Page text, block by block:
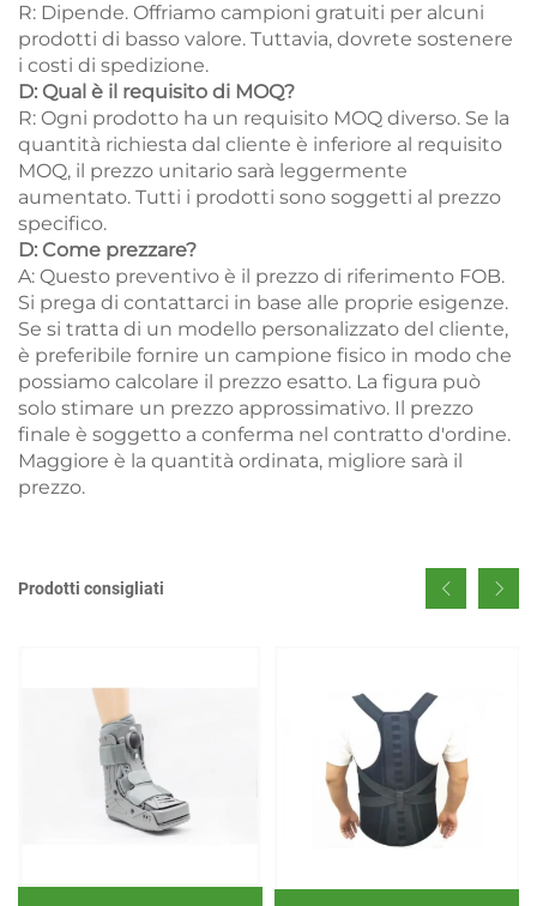
R: Dipende. Offriamo campioni gratuiti per alcuni
prodotti di basso valore. Tuttavia, dovrete sostenere
i costi di spedizione.
D: Qual è il requisito di MOQ?
R: Ogni prodotto ha un requisito MOQ diverso. Se la
quantità richiesta dal cliente è inferiore al requisito
MOQ, il prezzo unitario sarà leggermente
aumentato. Tutti i prodotti sono soggetti al prezzo
specifico.
D: Come prezzare?
A: Questo preventivo è il prezzo di riferimento FOB.
Si prega di contattarci in base alle proprie esigenze.
Se si tratta di un modello personalizzato del cliente,
è preferibile fornire un campione fisico in modo che
possiamo calcolare il prezzo esatto. La figura può
solo stimare un prezzo approssimativo. Il prezzo
finale è soggetto a conferma nel contratto d'ordine.
Maggiore è la quantità ordinata, migliore sarà il
prezzo.
Prodotti consigliati